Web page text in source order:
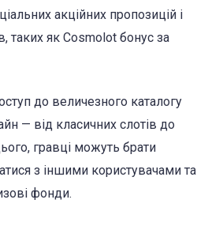
акційних пропозицій і
таких як Cosmolot бонус за
до величезного каталогу
— від класичних слотів до
гравці можуть брати
з іншими користувачами та
фонди.